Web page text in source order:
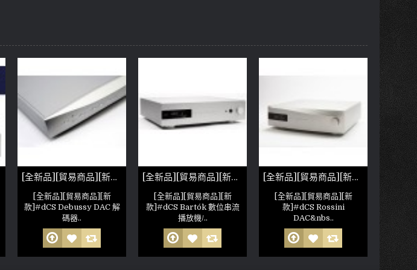
[全新品][貿易商品][新款]dCS Debussy DAC 解碼器 帶USB解碼
[全新品][貿易商品][新
款]#dCS Debussy DAC 解
碼器..
[全新品][貿易商品][新款]dCS Bartók 數位串流播放機/數位類比轉換器
[全新品][貿易商品][新
款]#dCS Bartók 數位串流
播放機/..
[全新品][貿易商品][新款]dCS Rossini DAC
[全新品][貿易商品][新
款]#dCS Rossini
DAC&nbs..